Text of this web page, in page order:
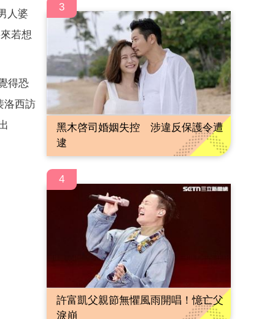
人婆
若想
得恐
洛西訪
3
黑木啓司婚姻失控 涉違反保護令遭
逮
4
許富凱父親節無懼風雨開唱！憶亡父
淚崩